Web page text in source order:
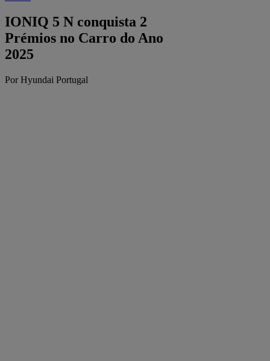
IONIQ 5 N conquista 2
Prémios no Carro do Ano
2025
Por Hyundai Portugal